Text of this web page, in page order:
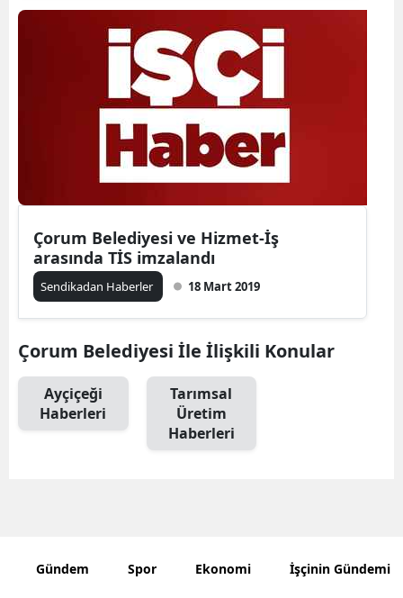
Çorum Belediyesi ve Hizmet-İş
arasında TİS imzalandı
Sendikadan Haberler 18 Mart 2019
Çorum Belediyesi İle İlişkili Konular
Ayçiçeği
Haberleri
Tarımsal
Üretim
Haberleri
Gündem Spor Ekonomi İşçinin Gündemi